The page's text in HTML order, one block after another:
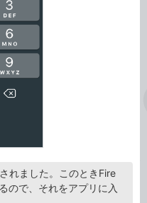
れました。このときFire
ので、それをアプリに入